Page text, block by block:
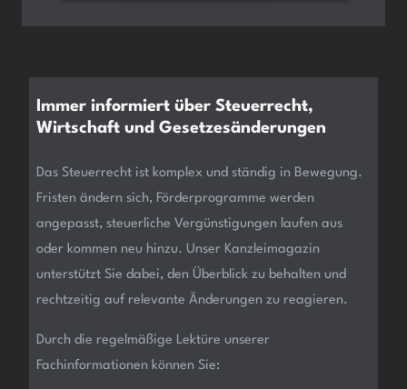
Immer informiert über Steuerrecht,
Wirtschaft und Gesetzesänderungen
Das Steuerrecht ist komplex und ständig in Bewegung.
Fristen ändern sich, Förderprogramme werden
angepasst, steuerliche Vergünstigungen laufen aus
oder kommen neu hinzu. Unser Kanzleimagazin
unterstützt Sie dabei, den Überblick zu behalten und
rechtzeitig auf relevante Änderungen zu reagieren.
Durch die regelmäßige Lektüre unserer
Fachinformationen können Sie: